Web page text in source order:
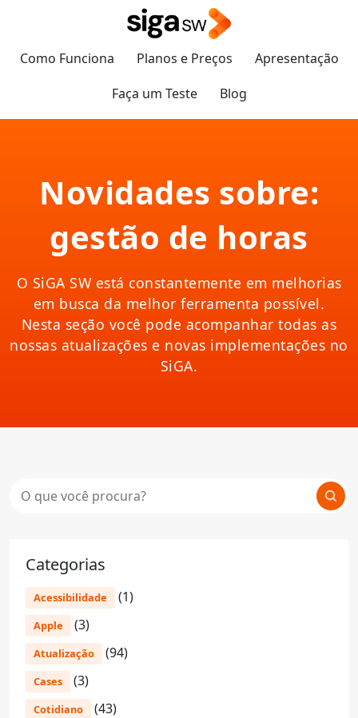
Como Funciona Planos e Preços
Apresentação
Faça um Teste
Blog
Novidades sobre:
gestão de horas
O SiGA SW está constantemente em melhorias
em busca da melhor ferramenta possível.
Nesta seção você pode acompanhar todas as
nossas atualizações e novas implementações no
SiGA.
Categorias
Acessibilidade (1)
Apple (3)
Atualização (94)
Cases (3)
Cotidiano (43)